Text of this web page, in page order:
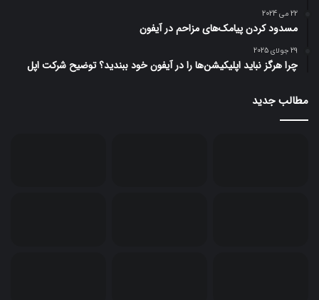
22 می 2024
مسدود کردن پیامک‌های مزاحم در آیفون
29 جولای 2025
چرا هرگز نباید اپلیکیشن‌ها را در آیفون خود ببندید؟ توضیح شرکت اپل
مطالب جدید